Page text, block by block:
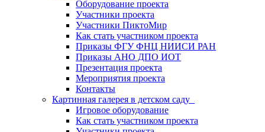
Оборудование проекта
Участники проекта
Участники ПиктоМир
Как стать участником проекта
Приказы ФГУ ФНЦ НИИСИ РАН
Приказы АНО ДПО ИОТ
Презентация проекта
Мероприятия проекта
Контакты
Картинная галерея в детском саду
Игровое оборудование
Как стать участником проекта